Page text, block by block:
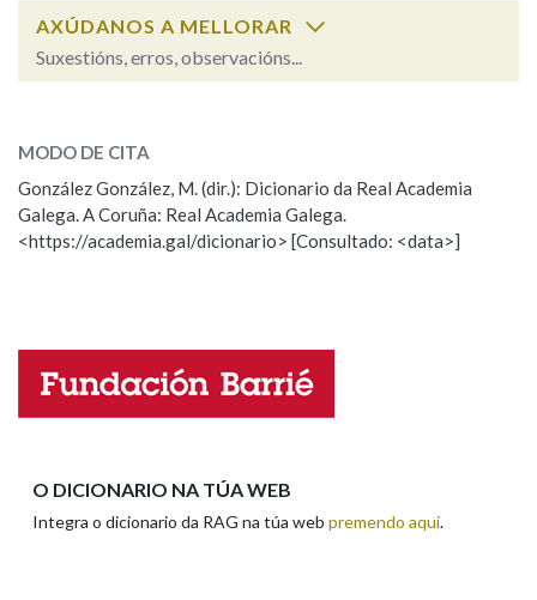
Na fraseoloxía
Marcas gramaticais
LIMPAR
AXÚDANOS A MELLORAR
Suxestións, erros, observacións...
ESCOLLE UNHA OPCIÓN:
Observación Hai un erro na palabra
Propoño mellorar a definición
Nome
MODO DE CITA
González González, M. (dir.): Dicionario da Real Academia
Galega. A Coruña: Real Academia Galega.
<https://academia.gal/dicionario> [Consultado: <data>]
O DICIONARIO NA TÚA WEB
Integra o dicionario da RAG na túa web premendo aquí.